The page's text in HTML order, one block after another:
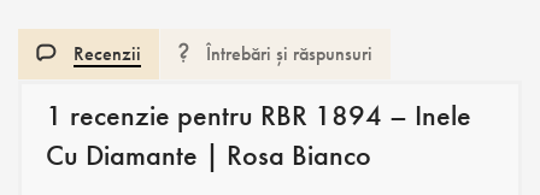
Recenzii Întrebări și răspunsuri
1 recenzie pentru RBR 1894 – Inele
Cu Diamante | Rosa Bianco